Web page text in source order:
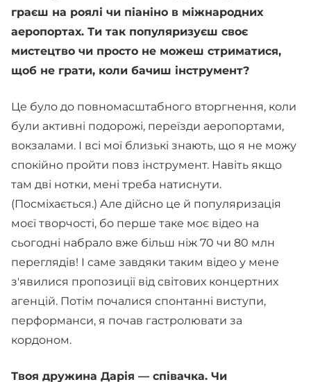
граєш на роялі чи піаніно в міжнародних
аеропортах. Ти так популяризуєш своє
мистецтво чи просто не можеш стриматися,
щоб не грати, коли бачиш інструмент?
Це було до повномасштабного вторгнення, коли
були активні подорожі, переїзди аеропортами,
вокзалами. І всі мої близькі знають, що я не можу
спокійно пройти повз інструмент. Навіть якщо
там дві нотки, мені треба натиснути.
(Посміхається.) Але дійсно це й популяризація
моєї творчості, бо перше таке моє відео на
сьогодні набрало вже більш ніж 70 чи 80 млн
переглядів! І саме завдяки таким відео у мене
з'явилися пропозиції від світових концертних
агенцій. Потім почалися спонтанні виступи,
перформанси, я почав гастролювати за
кордоном.
Твоя дружина Дарія — співачка. Чи